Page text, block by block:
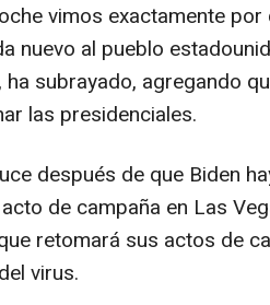
vimos exactamente
nuevo al pueblo
ha subrayado, agregando
las presidenciales.
después de que Biden
de campaña en Las
retomará sus actos de
virus.